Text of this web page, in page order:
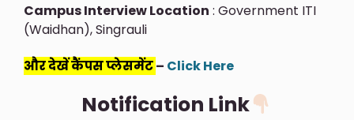
Campus Interview Location : Government ITI
(Waidhan), Singrauli
और देखें कैंपस प्लेसमेंट– Click Here
Notification Link